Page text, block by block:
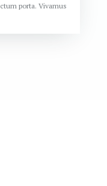
porta. Vivamus